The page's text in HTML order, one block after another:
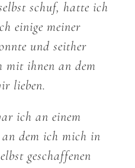
schuf, hatte ich
einige meiner
und seither
mit ihnen an dem
lieben.
ich an einem
an dem ich mich in
geschaffenen